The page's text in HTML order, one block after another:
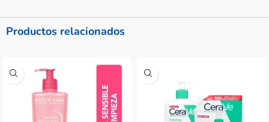
Productos relacionados